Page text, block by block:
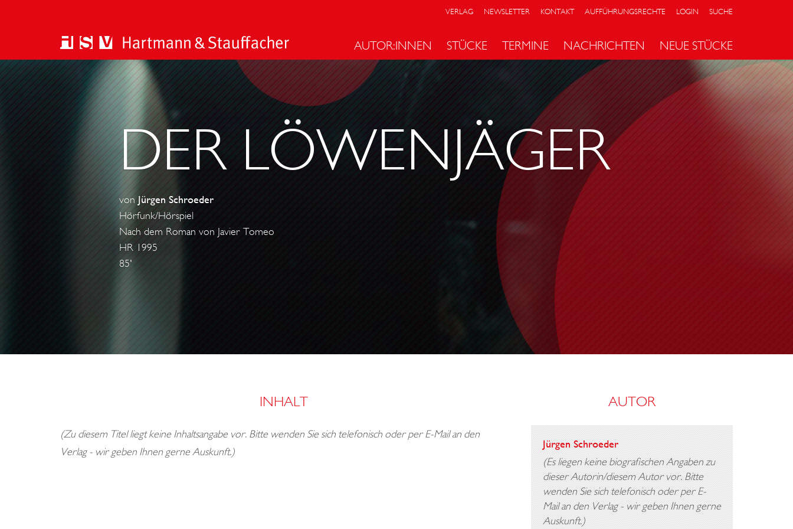
VERLAG NEWSLETTER KONTAKT AUFFÜHRUNGSRECHTE LOGIN SUCHE
AUTOR:INNEN STÜCKE TERMINE NACHRICHTEN NEUE STÜCKE
DER LÖWENJÄGER
von Jürgen Schroeder
Hörfunk/Hörspiel
Nach dem Roman von Javier Tomeo
HR 1995
85'
INHALT
(Zu diesem Titel liegt keine Inhaltsangabe vor. Bitte wenden Sie sich telefonisch oder per E-Mail an den
Verlag - wir geben Ihnen gerne Auskunft.)
AUTOR
Jürgen Schroeder
(Es liegen keine biografischen Angaben zu
dieser Autorin/diesem Autor vor. Bitte
wenden Sie sich telefonisch oder per E-
Mail an den Verlag - wir geben Ihnen gerne
Auskunft.)